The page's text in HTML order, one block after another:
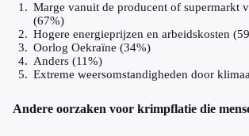
Marge vanuit de producent of supermarkt
(67%)
Hogere energieprijzen en arbeidskosten
Oorlog Oekraïne (34%)
Anders (11%)
Extreme weersomstandigheden door
Andere oorzaken voor krimpflatie die